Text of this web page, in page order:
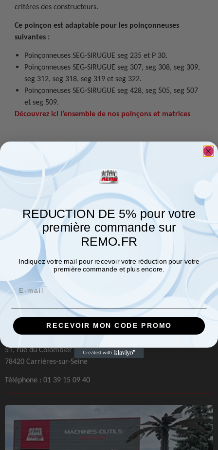
critères des constructeurs.
Ce poinçon est adaptable pour les poinçonneuses
suivantes :
Poinçonneuses SEG-SIRUGUE seg 235 et P 30.
Poinçonneuses SEG-SIRUGUE seg 307, seg 308, seg 309,
seg 312, seg 318, seg 319 et seg 322.
Poinçonneuses SEG-SIRUGUE seg 428, seg 505, seg 507
et seg 509.
Découvrez ici l’ensemble de nos poinçons et matrices
Produits associés
REMO Paris
Machines et Outillages
51, rue du Colombier
78420 Carrières-sur-Seine
Téléphone : 01 39 15 09 40
REDUCTION DE 5% pour votre
première commande sur
REMO.FR
Indiquez votre mail pour recevoir votre réduction pour votre
première commande et plus encore.
Email
RECEVOIR MON CODE PROMO